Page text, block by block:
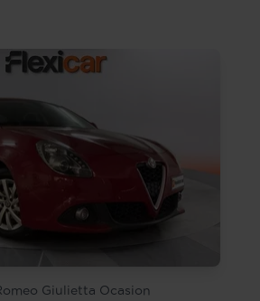
Giulietta Ocasion